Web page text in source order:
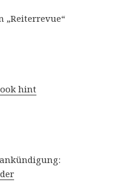
„Reiterrevue“
hint